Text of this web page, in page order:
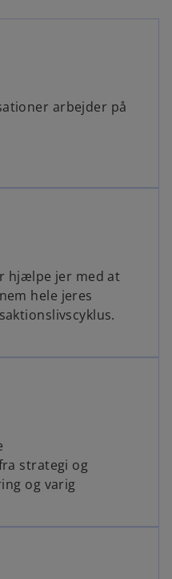
arbejder på
hjælpe jer med at
hele jeres
strategi og
og varig